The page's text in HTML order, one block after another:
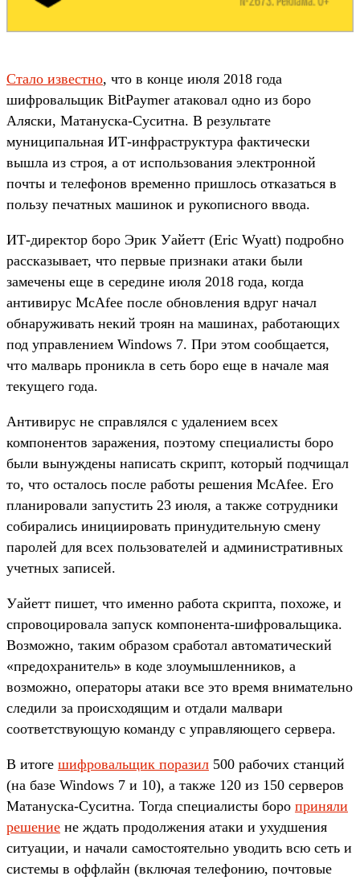
Стало известно, что в конце июля 2018 года
шифровальщик BitPaymer атаковал одно из боро
Аляски, Матануска-Суситна. В результате
муниципальная ИТ-инфраструктура фактически
вышла из строя, а от использования электронной
почты и телефонов временно пришлось отказаться в
пользу печатных машинок и рукописного ввода.
ИТ-директор боро Эрик Уайетт (Eric Wyatt) подробно
рассказывает, что первые признаки атаки были
замечены еще в середине июля 2018 года, когда
антивирус McAfee после обновления вдруг начал
обнаруживать некий троян на машинах, работающих
под управлением Windows 7. При этом сообщается,
что малварь проникла в сеть боро еще в начале мая
текущего года.
Антивирус не справлялся с удалением всех
компонентов заражения, поэтому специалисты боро
были вынуждены написать скрипт, который подчищал
то, что осталось после работы решения McAfee. Его
планировали запустить 23 июля, а также сотрудники
собирались инициировать принудительную смену
паролей для всех пользователей и административных
учетных записей.
Уайетт пишет, что именно работа скрипта, похоже, и
спровоцировала запуск компонента-шифровальщика.
Возможно, таким образом сработал автоматический
«предохранитель» в коде злоумышленников, а
возможно, операторы атаки все это время внимательно
следили за происходящим и отдали малвари
соответствующую команду с управляющего сервера.
В итоге шифровальщик поразил 500 рабочих станций
(на базе Windows 7 и 10), а также 120 из 150 серверов
Матануска-Суситна. Тогда специалисты боро приняли
решение не ждать продолжения атаки и ухудшения
ситуации, и начали самостоятельно уводить всю сеть и
системы в оффлайн (включая телефонию, почтовые